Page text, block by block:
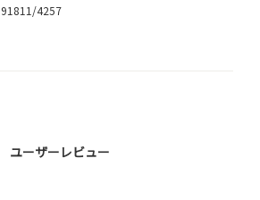
91811/4257
ユーザーレビュー